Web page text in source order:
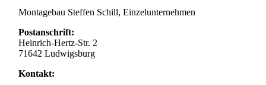
Montagebau Steffen Schill, Einzelunternehmen
Postanschrift:
Heinrich-Hertz-Str. 2
71642 Ludwigsburg
Kontakt: